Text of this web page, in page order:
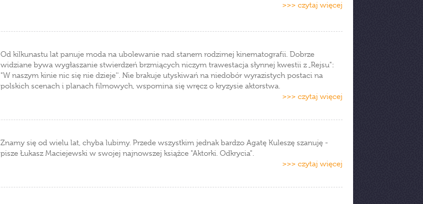
>>> czytaj więcej
Od kilkunastu lat panuje moda na ubolewanie nad stanem rodzimej kinematografii. Dobrze
widziane bywa wygłaszanie stwierdzeń brzmiących niczym trawestacja słynnej kwestii z „Rejsu":
"W naszym kinie nic się nie dzieje''. Nie brakuje utyskiwań na niedobór wyrazistych postaci na
polskich scenach i planach filmowych, wspomina się wręcz o kryzysie aktorstwa.
>>> czytaj więcej
Znamy się od wielu lat, chyba lubimy. Przede wszystkim jednak bardzo Agatę Kuleszę szanuję -
pisze Łukasz Maciejewski w swojej najnowszej książce "Aktorki. Odkrycia".
>>> czytaj więcej